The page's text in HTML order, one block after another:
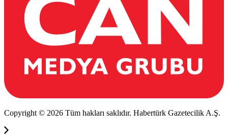
Copyright © 2026 Tüm hakları saklıdır. Habertürk Gazetecilik A.Ş.